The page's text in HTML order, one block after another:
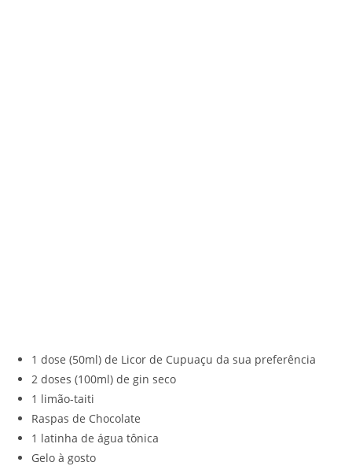
1 dose (50ml) de Licor de Cupuaçu da sua preferência
2 doses (100ml) de gin seco
1 limão-taiti
Raspas de Chocolate
1 latinha de água tônica
Gelo à gosto